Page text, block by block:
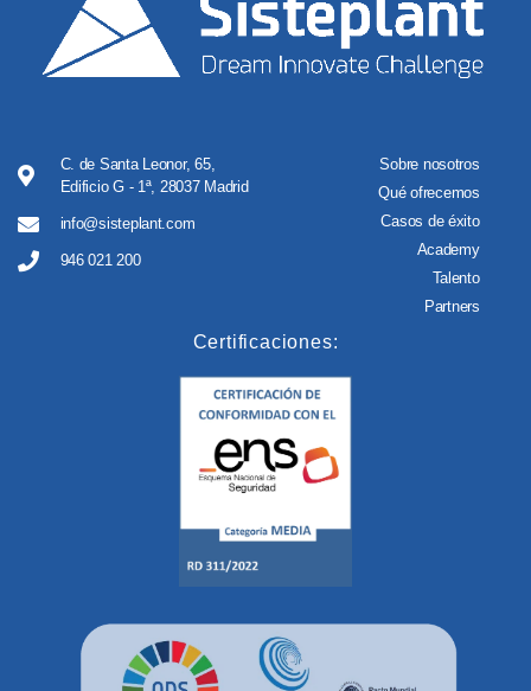
C. de Santa Leonor, 65,
Edificio G - 1ª, 28037 Madrid
info@sisteplant.com
946 021 200
Sobre nosotros
Qué ofrecemos
Casos de éxito
Academy
Talento
Partners
Certificaciones: